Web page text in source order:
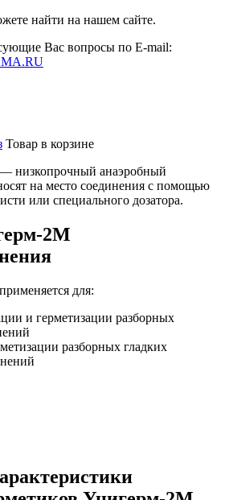
найти на нашем сайте.
Вас вопросы по E-mail:
Товар в корзине
низкопрочный анаэробный
на место соединения с помощью
или специального дозатора.
2М
для:
и герметизации разборных
разборных гладких